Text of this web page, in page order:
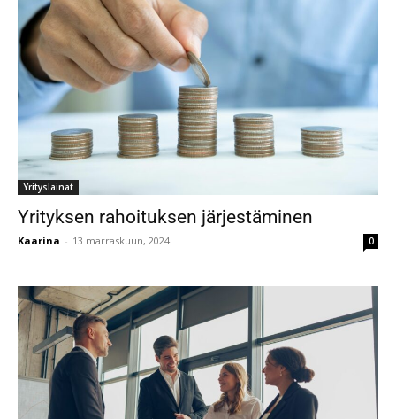
Yrityslainat
Yrityksen rahoituksen järjestäminen
Kaarina - 13 marraskuun, 2024 0